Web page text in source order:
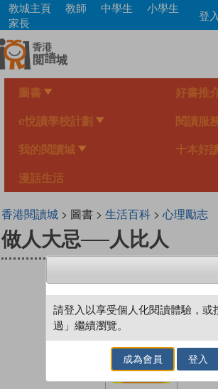
Skip
main
content
教城主頁 教師 中學生
小學生
家長
登
圖書 好書推
e悅讀學校計劃 閱讀服
我的閱讀城 十本好
漫話生活
香港閱讀城> 圖書 > 生活百科> 心理勵志
做人大忌──人比人
請登入以享受個人化閱讀體驗，或
過」繼續瀏覽。
成為會員 登入